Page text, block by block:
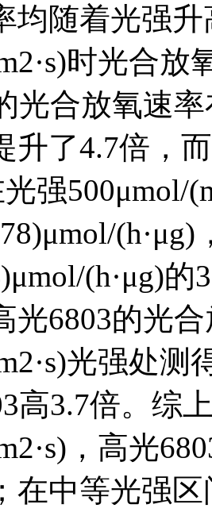
均随着光强
时光合
光合放氧速
升了4.7倍，
强500μmol/
(h·μg)的
光6803的光
光强处测
高3.7倍。综
，高光
在中等光强区